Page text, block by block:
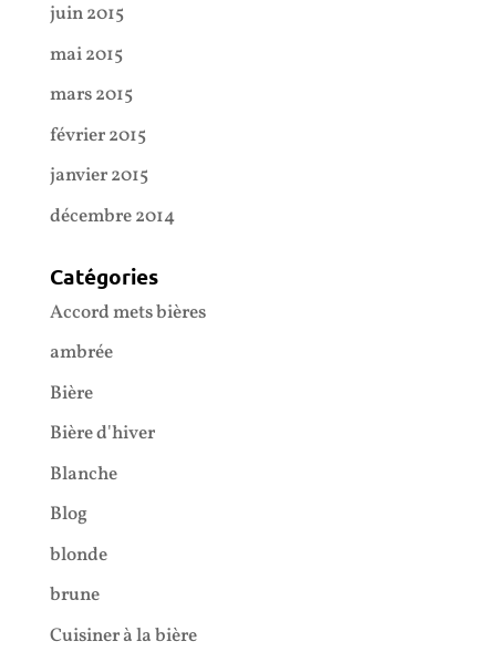
juin 2015
mai 2015
mars 2015
février 2015
janvier 2015
décembre 2014
Catégories
Accord mets bières
ambrée
Bière
Bière d'hiver
Blanche
Blog
blonde
brune
Cuisiner à la bière